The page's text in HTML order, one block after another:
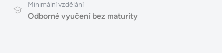
Minimální vzdělání
Odborné vyučení bez maturity